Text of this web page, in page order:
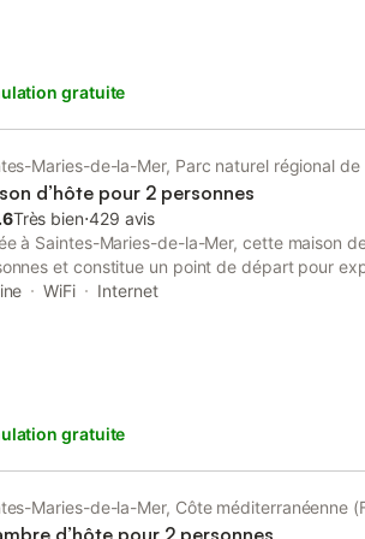
gratuite
Maries-de-la-Mer, Parc naturel régional de
d’hôte pour 2 personnes
Très bien⋅429 avis
à Saintes-Maries-de-la-Mer, cette maison
et constitue un point de départ pour
comprend une chambre équipée d'un lit
durant votre passage dans la région. À
et une aire de pique-nique est
est disponible sur le site. La propriété se
WiFi Internet
gratuite
Maries-de-la-Mer, Côte méditerranéenne
d’hôte pour 2 personnes